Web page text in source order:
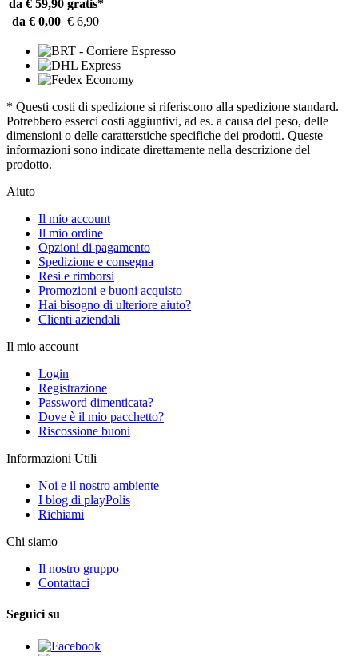
da € 59,90 gratis*
da € 0,00 € 6,90
* Questi costi di spedizione si riferiscono alla spedizione standard.
Potrebbero esserci costi aggiuntivi, ad es. a causa del peso, delle
dimensioni o delle caratterstiche specifiche dei prodotti. Queste
informazioni sono indicate direttamente nella descrizione del
prodotto.
Aiuto
Il mio account
Il mio ordine
Opzioni di pagamento
Spedizione e consegna
Resi e rimborsi
Promozioni e buoni acquisto
Hai bisogno di ulteriore aiuto?
Clienti aziendali
Il mio account
Login
Registrazione
Password dimenticata?
Dove è il mio pacchetto?
Riscossione buoni
Informazioni Utili
Noi e il nostro ambiente
I blog di playPolis
Richiami
Chi siamo
Il nostro gruppo
Contattaci
Seguici su